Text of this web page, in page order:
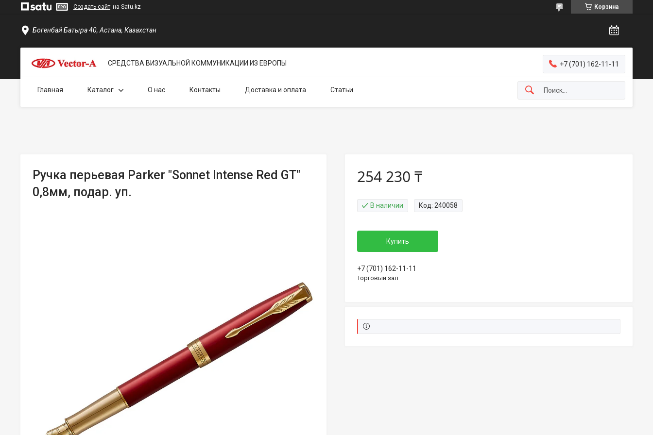
Создать сайт на Satu.kz Корзина
Богенбай Батыра 40, Астана, Казахстан
СРЕДСТВА ВИЗУАЛЬНОЙ КОММУНИКАЦИИ ИЗ ЕВРОПЫ +7 (701) 162-11-11
Главная Каталог О нас Контакты Доставка и оплата Статьи
Ручка перьевая Parker "Sonnet Intense Red GT"
0,8мм, подар. уп.
254 230 ₸
В наличии Код: 240058
Купить
+7 (701) 162-11-11
Торговый зал